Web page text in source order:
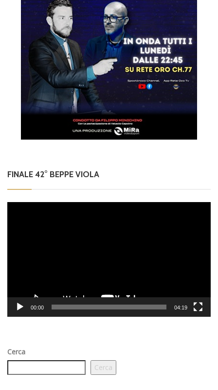
FINALE 42° BEPPE VIOLA
00:00 04:19
Cerca
Cerca